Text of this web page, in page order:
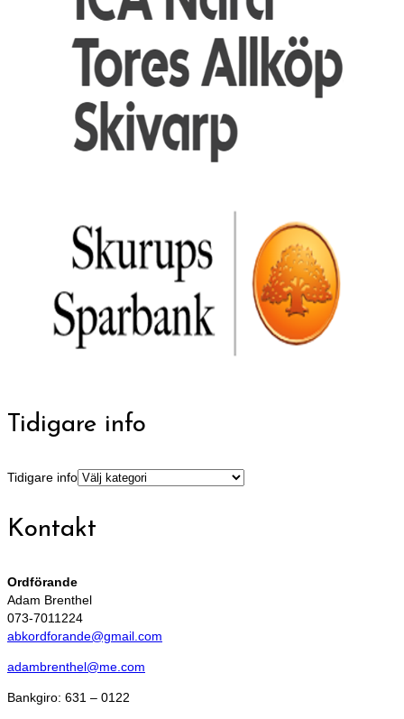
Tidigare info
Tidigare info
Kontakt
Ordförande
Adam Brenthel
073-7011224
abkordforande@gmail.com
adambrenthel@me.com
Bankgiro: 631 – 0122